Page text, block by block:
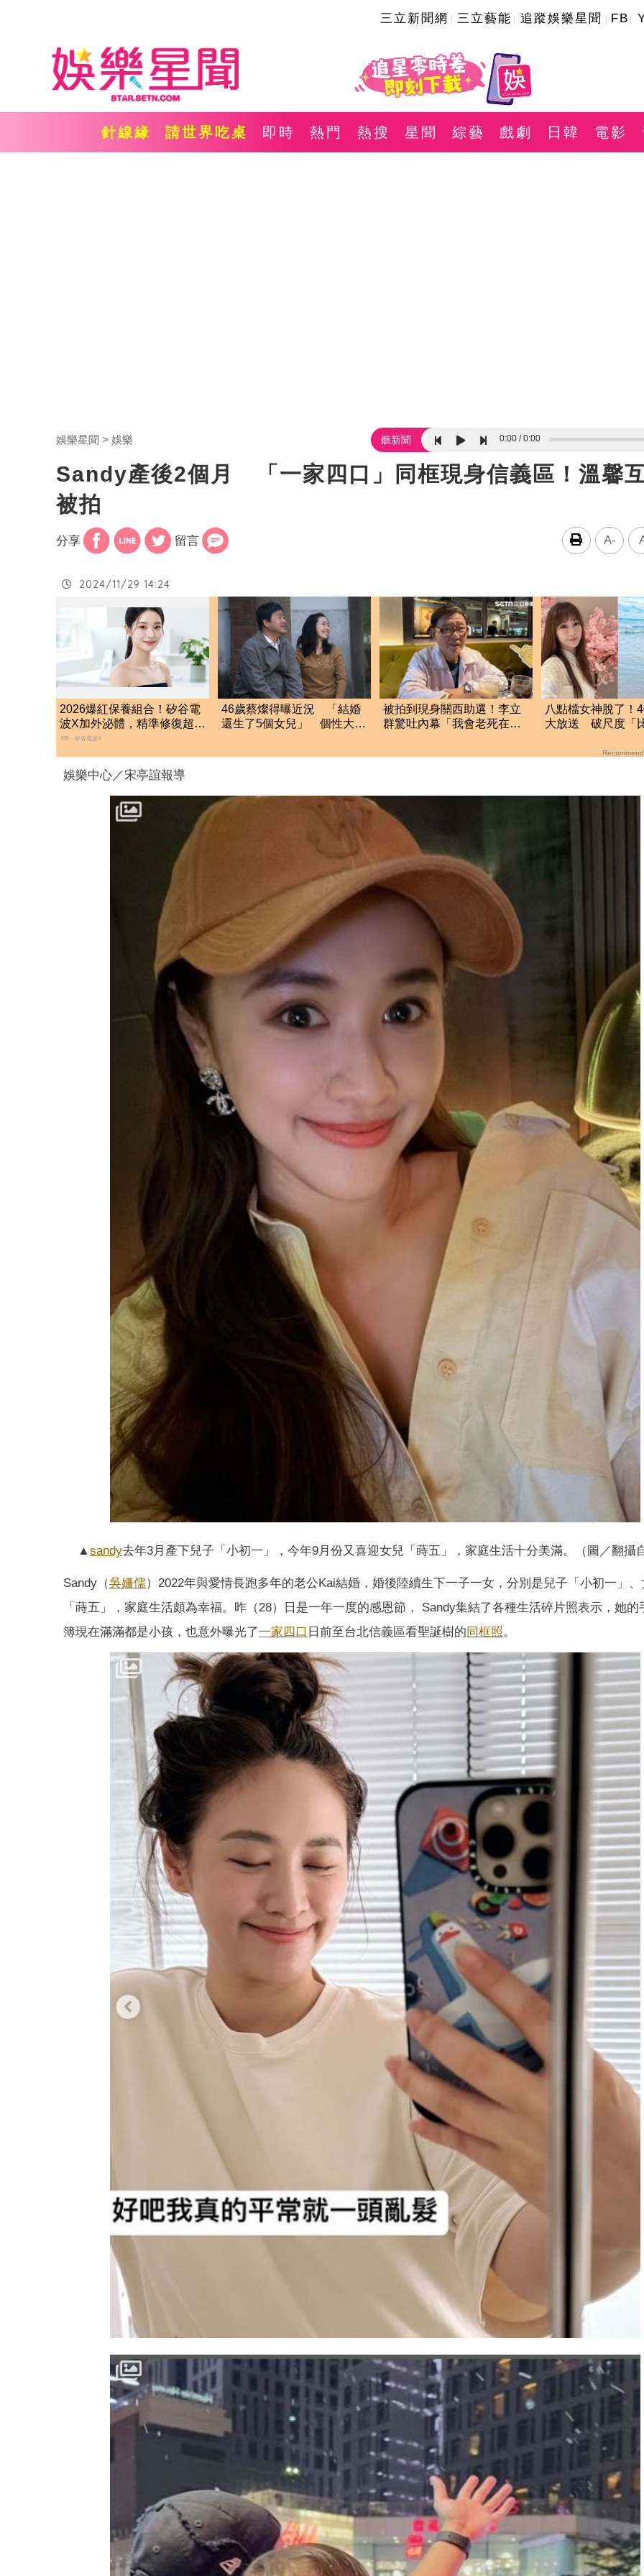
三立新聞網 三立藝能 追蹤娛樂星聞 FB
針線緣 請世界吃桌 即時 熱門 熱搜 星聞 綜藝 戲劇 日韓 電影
娛樂星聞 娛樂 聽新聞 0:00 0:00
Sandy產後2個月 「一家四口」同框現身信義區！溫馨
被拍
分享 留言 A-
2024/11/29 14:24
2026爆紅保養組合！矽谷電
波X加外泌體，精準修復超有
感
PR・矽谷電波X
46歲蔡燦得曝近況 「結婚
還生了5個女兒」 個性大不
被拍到現身關西助選！李立
群驚吐內幕「我會老死在台
八點檔女神脫了！
大放送 破尺度「
娛樂中心／宋亭誼報導
▲sandy去年3月產下兒子「小初一」，今年9月份又喜迎女兒「蒔五」，家庭生活十分美滿。（圖／翻攝
Sandy（吳姍儒）2022年與愛情長跑多年的老公Kai結婚，婚後陸續生下一子一女，分別是兒子「小初一」、
「蒔五」，家庭生活頗為幸福。昨（28）日是一年一度的感恩節， Sandy集結了各種生活碎片照表示，她的
簿現在滿滿都是小孩，也意外曝光了一家四口 日前至台北信義區看聖誕樹的同框照。